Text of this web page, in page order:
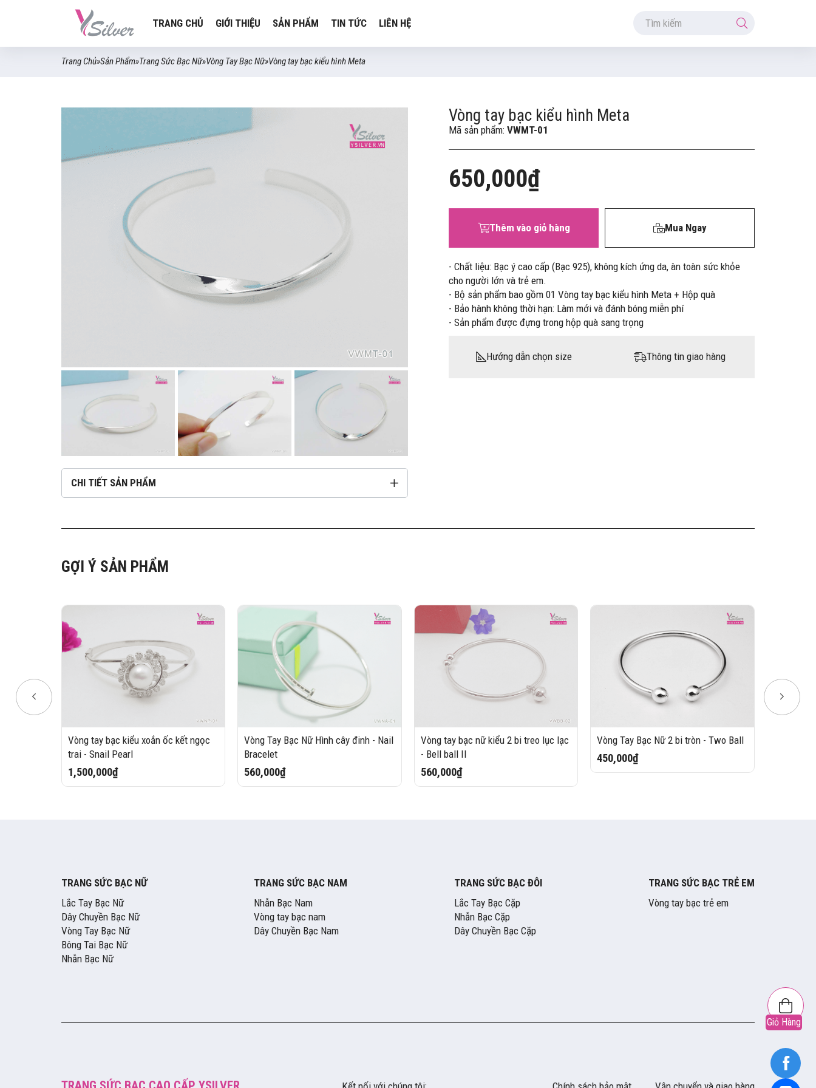
TRANG CHỦ GIỚI THIỆU SẢN PHẨM TIN TỨC LIÊN HỆ
Giỏ Hàng
Trang Chủ»Sản Phẩm»Trang Sức Bạc Nữ»Vòng Tay Bạc Nữ»Vòng tay bạc kiểu hình Meta
Vòng tay bạc kiểu hình Meta
Mã sản phẩm:VWMT-01
650,000₫
Thêm vào giỏ hàng Mua Ngay
- Chất liệu: Bạc ý cao cấp (Bạc 925), không kích ứng da, àn toàn sức khỏe
cho người lớn và trẻ em.
- Bộ sản phẩm bao gồm 01 Vòng tay bạc kiểu hình Meta + Hộp quà
- Bảo hành không thời hạn: Làm mới và đánh bóng miễn phí
- Sản phẩm được đựng trong hộp quà sang trọng
Hướng dẫn chọn size Thông tin giao hàng
CHI TIẾT SẢN PHẨM
GỢI Ý SẢN PHẨM
Vòng tay bạc kiểu xoắn ốc kết ngọc
trai - Snail Pearl
1,500,000₫
Vòng Tay Bạc Nữ Hình cây đinh - Nail
Bracelet
560,000₫
Vòng tay bạc nữ kiểu 2 bi treo lục lạc
- Bell ball II
560,000₫
Vòng Tay Bạc Nữ 2 bi tròn - Two Ball
450,000₫
TRANG SỨC BẠC NỮ
Lắc Tay Bạc Nữ
Dây Chuyền Bạc Nữ
Vòng Tay Bạc Nữ
Bông Tai Bạc Nữ
Nhẫn Bạc Nữ
TRANG SỨC BẠC NAM
Nhẫn Bạc Nam
Vòng tay bạc nam
Dây Chuyền Bạc Nam
TRANG SỨC BẠC ĐÔI
Lắc Tay Bạc Cặp
Nhẫn Bạc Cặp
Dây Chuyền Bạc Cặp
TRANG SỨC BẠC TRẺ EM
Vòng tay bạc trẻ em